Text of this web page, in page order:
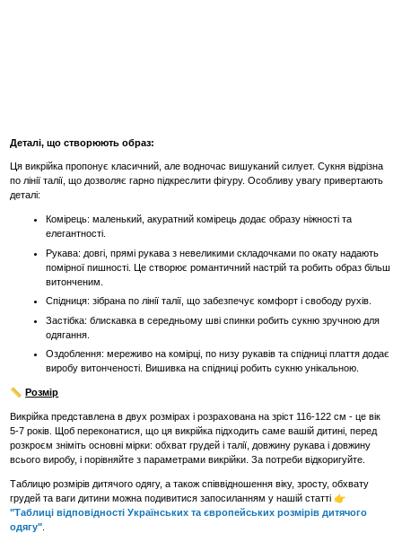
Деталі, що створюють образ:
Ця викрійка пропонує класичний, але водночас вишуканий силует. Сукня відрізна
по лінії талії, що дозволяє гарно підкреслити фігуру. Особливу увагу привертають
деталі:
Комірець: маленький, акуратний комірець додає образу ніжності та
елегантності.
Рукава: довгі, прямі рукава з невеликими складочками по окату надають
помірної пишності. Це створює романтичний настрій та робить образ більш
витонченим.
Спідниця: зібрана по лінії талії, що забезпечує комфорт і свободу рухів.
Застібка: блискавка в середньому шві спинки робить сукню зручною для
одягання.
Оздоблення: мереживо на комірці, по низу рукавів та спідниці плаття додає
виробу витонченості. Вишивка на спідниці робить сукню унікальною.
📏Розмір
Викрійка представлена в двух розмірах і розрахована на зріст 116-122 см - це вік
5-7 років. Щоб переконатися, що ця викрійка підходить саме вашій дитині, перед
розкроєм зніміть основні мірки: обхват грудей і талії, довжину рукава і довжину
всього виробу, і порівняйте з параметрами викрійки. За потреби відкоригуйте.
Таблицю розмірів дитячого одягу, а також співвідношення віку, зросту, обхвату
грудей та ваги дитини можна подивитися запосиланням у нашій статті 👉
"Таблиці відповідності Українських та європейських розмірів дитячого
одягу"